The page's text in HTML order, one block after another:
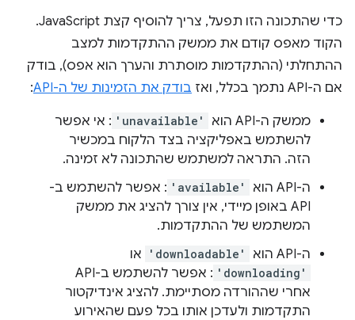
כדי שהתכונה הזו תפעל, צריך להוסיף קצת JavaScript.
הקוד מאפס קודם את ממשק ההתקדמות למצב
ההתחלתי (ההתקדמות מוסתרת והערך הוא אפס), בודק
אם ה-API נתמך בכלל, ואז
בודק את הזמינות של ה-API :
ממשק ה-API הוא 'unavailable' : אי אפשר
להשתמש באפליקציה בצד הלקוח במכשיר
הזה. התראה למשתמש שהתכונה לא זמינה.
ה-API הוא
'available' : אפשר להשתמש ב-
API באופן מיידי, אין צורך להציג את ממשק
המשתמש של ההתקדמות.
ה-API הוא
'downloadable' או
'downloading'
: אפשר להשתמש ב-API
אחרי שההורדה מסתיימת. להציג אינדיקטור
התקדמות ולעדכן אותו בכל פעם שהאירוע